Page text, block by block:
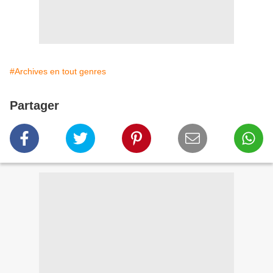
#Archives en tout genres
Partager